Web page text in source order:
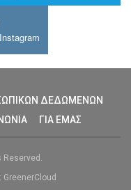
ΔΕΔΩΜΕΝΩΝ
ΓΙΑ ΕΜΑΣ
Reserved.